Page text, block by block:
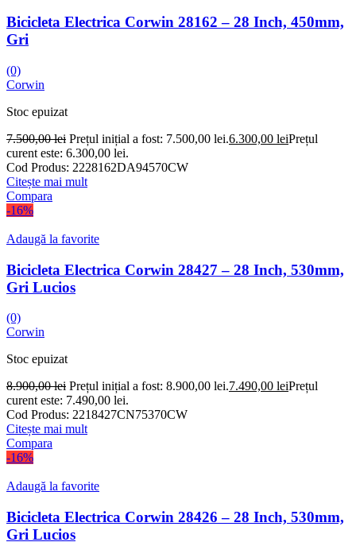
Bicicleta Electrica Corwin 28162 – 28 Inch, 450mm,
Gri
(0)
Corwin
Stoc epuizat
7.500,00lei Prețul inițial a fost: 7.500,00 lei.6.300,00 leiPrețul
curent este: 6.300,00 lei.
Cod Produs: 2228162DA94570CW
Citește mai mult
Compara
-16%
Adaugă la favorite
Bicicleta Electrica Corwin 28427 – 28 Inch, 530mm,
Gri Lucios
(0)
Corwin
Stoc epuizat
8.900,00lei Prețul inițial a fost: 8.900,00 lei.7.490,00 leiPrețul
curent este: 7.490,00 lei.
Cod Produs: 2218427CN75370CW
Citește mai mult
Compara
-16%
Adaugă la favorite
Bicicleta Electrica Corwin 28426 – 28 Inch, 530mm,
Gri Lucios